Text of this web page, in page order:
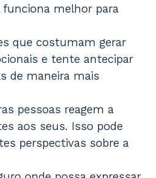
funciona melhor para
que costumam gerar
e tente antecipar
de maneira mais
pessoas reagem a
aos seus. Isso pode
perspectivas sobre a